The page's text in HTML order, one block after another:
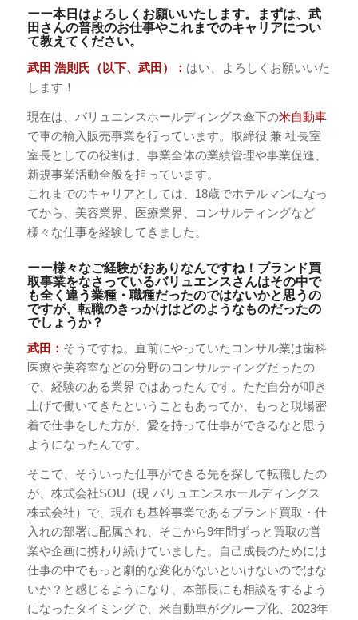
ーー本日はよろしくお願いいたします。まずは、武
田さんの普段のお仕事やこれまでのキャリアについ
て教えてください。
武田 浩則氏（以下、武田）： はい、よろしくお願いいた
します！
現在は、バリュエンスホールディングス傘下の米自動車
で車の輸入販売事業を行っています。取締役 兼 社長室
室長としての役割は、事業全体の業績管理や事業促進、
新規事業活動全般を担っています。
これまでのキャリアとしては、18歳でホテルマンになっ
てから、美容業界、医療業界、コンサルティングなど
様々な仕事を経験してきました。
ーー様々なご経験がおありなんですね！ブランド買
取事業をなさっているバリュエンスさんはその中で
も全く違う業種・職種だったのではないかと思うの
ですが、転職のきっかけはどのようなものだったの
でしょうか？
武田： そうですね。直前にやっていたコンサル業は歯科
医療や美容室などの分野のコンサルティングだったの
で、経験のある業界ではあったんです。ただ自分が叩き
上げで働いてきたということもあってか、もっと現場密
着で仕事をした方が、愛を持って仕事ができるなと思う
ようになったんです。
そこで、そういった仕事ができる先を探して転職したの
が、株式会社SOU（現 バリュエンスホールディングス
株式会社）で、現在も基幹事業であるブランド買取・仕
入れの部署に配属され、そこから9年間ずっと買取の営
業や企画に携わり続けていました。自己成長のためには
仕事の中でもっと劇的な変化がないといけないのではな
いか？と感じるようになり、本部長にも相談をするよう
になったタイミングで、米自動車がグループ化、2023年